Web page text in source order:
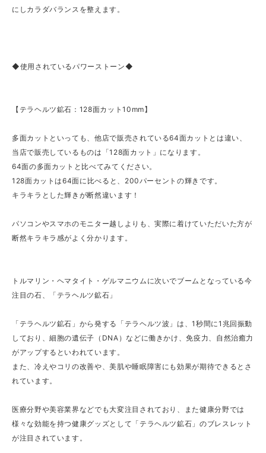
にしカラダバランスを整えます。
◆使用されているパワーストーン◆
【テラヘルツ鉱石：128面カット10mm】
多面カットといっても、他店で販売されている64面カットとは違い、
当店で販売しているものは「128面カット」になります。
64面の多面カットと比べてみてください。
128面カットは64面に比べると、200パーセントの輝きです。
キラキラとした輝きが断然違います！
パソコンやスマホのモニター越しよりも、実際に着けていただいた方が
断然キラキラ感がよく分かります。
トルマリン・ヘマタイト・ゲルマニウムに次いでブームとなっている今
注目の石、「テラヘルツ鉱石」
「テラヘルツ鉱石」から発する「テラヘルツ波」は、1秒間に1兆回振動
しており、細胞の遺伝子（DNA）などに働きかけ、免疫力、自然治癒力
がアップするといわれています。
また、冷えやコリの改善や、美肌や睡眠障害にも効果が期待できるとさ
れています。
医療分野や美容業界などでも大変注目されており、また健康分野では
様々な効能を持つ健康グッズとして「テラヘルツ鉱石」のブレスレット
が注目されています。